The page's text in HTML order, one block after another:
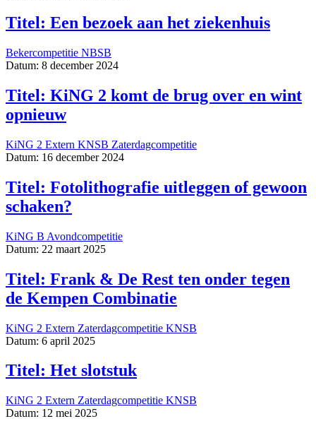
Titel: Een bezoek aan het ziekenhuis
Bekercompetitie NBSB
Datum: 8 december 2024
Titel: KiNG 2 komt de brug over en wint
opnieuw
KiNG 2 Extern KNSB Zaterdagcompetitie
Datum: 16 december 2024
Titel: Fotolithografie uitleggen of gewoon
schaken?
KiNG B Avondcompetitie
Datum: 22 maart 2025
Titel: Frank & De Rest ten onder tegen
de Kempen Combinatie
KiNG 2 Extern Zaterdagcompetitie KNSB
Datum: 6 april 2025
Titel: Het slotstuk
KiNG 2 Extern Zaterdagcompetitie KNSB
Datum: 12 mei 2025